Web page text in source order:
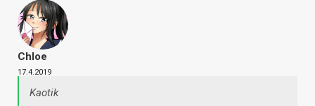
Chloe
17.4.2019
Kaotik